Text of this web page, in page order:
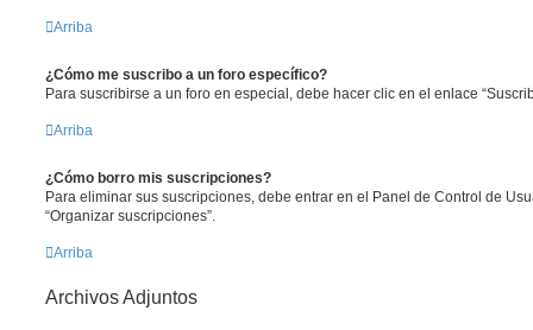
Arriba
¿Cómo me suscribo a un foro específico?
Para suscribirse a un foro en especial, debe hacer clic en el enlace
Arriba
¿Cómo borro mis suscripciones?
Para eliminar sus suscripciones, debe entrar en el Panel de Control de
“Organizar suscripciones”.
Arriba
Archivos Adjuntos